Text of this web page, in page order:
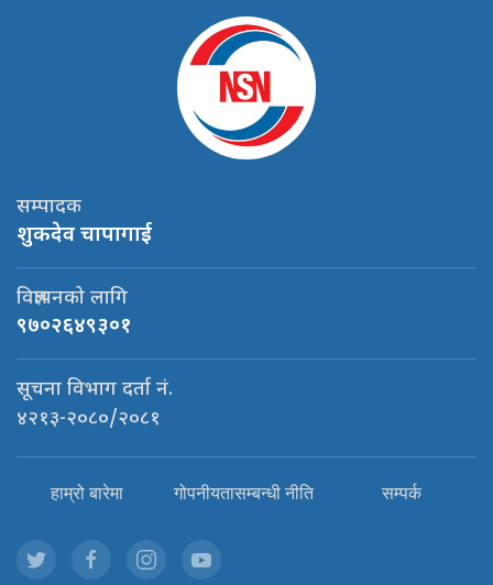
सम्पादक
शुकदेव चापागाई
विज्ञापनको लागि
९७०२६४९३०१
सूचना विभाग दर्ता नं.
४२१३-२०८०/२०८१
हाम्रो बारेमा गोपनीयतासम्बन्धी नीति सम्पर्क